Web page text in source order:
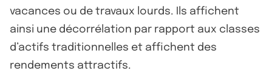
vacances ou de travaux lourds. Ils affichent
ainsi une décorrélation par rapport aux classes
d’actifs traditionnelles et affichent des
rendements attractifs.